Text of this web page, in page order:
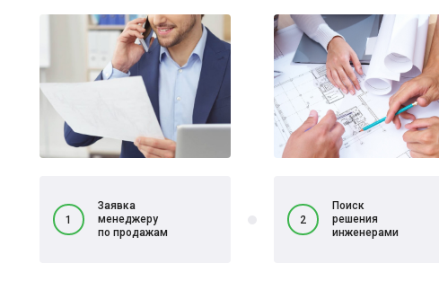
1
Заявка
менеджеру
по продажам
2
Поиск
решения
инженерами